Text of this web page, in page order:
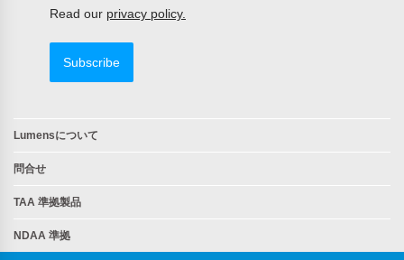
Read our privacy policy.
Subscribe
Lumensについて
問合せ
TAA 準拠製品
NDAA 準拠